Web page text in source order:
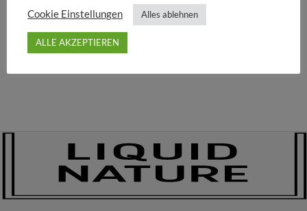
Cookie Einstellungen Alles ablehnen
ALLE AKZEPTIEREN